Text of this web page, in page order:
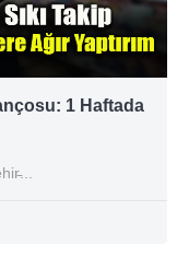
1 Haftada